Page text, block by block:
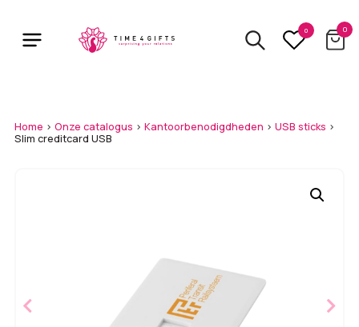
main
0 0
Home > Onze catalogus > Kantoorbenodigdheden > USB sticks >
Slim creditcard USB